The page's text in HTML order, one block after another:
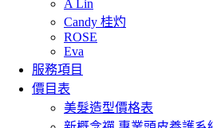
A Lin
Candy 桂灼
ROSE
Eva
服務項目
價目表
美髮造型價格表